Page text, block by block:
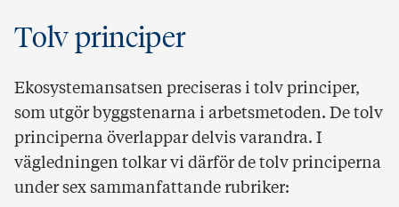
Tolv principer
Ekosystemansatsen preciseras i tolv principer,
som utgör byggstenarna i arbetsmetoden. De tolv
principerna överlappar delvis varandra. I
vägledningen tolkar vi därför de tolv principerna
under sex sammanfattande rubriker: